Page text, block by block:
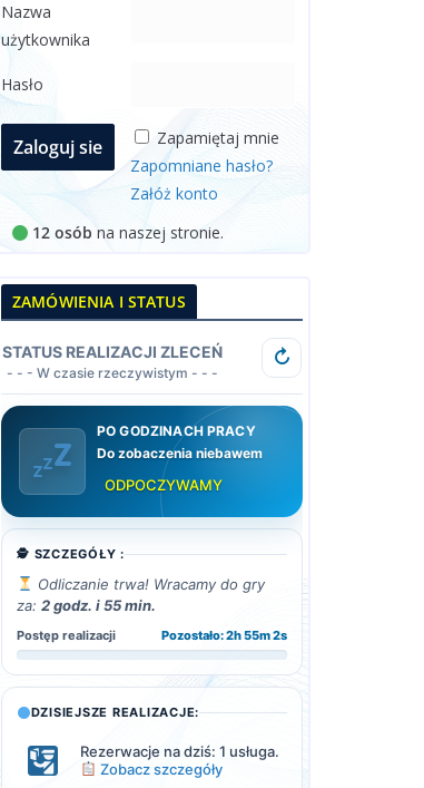
Nazwa
użytkownika
Hasło
Zapamiętaj mnie
Zapomniane hasło?
Załóż konto
12 osób na naszej stronie.
ZAMÓWIENIA I STATUS
STATUS REALIZACJI ZLECEŃ
- - - W czasie rzeczywistym - - -
↻
PO GODZINACH PRACY
Do zobaczenia niebawem
ODPOCZYWAMY
🕵️ SZCZEGÓŁY :
Odliczanie trwa! Wracamy do gry
za: 2 godz. i 55 min.
Postęp realizacji Pozostało: 2h 55m 0s
DZISIEJSZE REALIZACJE:
Rezerwacje na dziś: 1 usługa.
Zobacz szczegóły